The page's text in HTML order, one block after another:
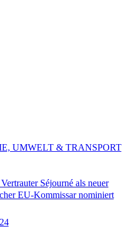
Séjourné als neuer
EU-Kommissar nominiert
UMWELT & TRANSPORT